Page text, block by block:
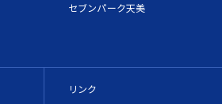
セブンパーク天美
リンク